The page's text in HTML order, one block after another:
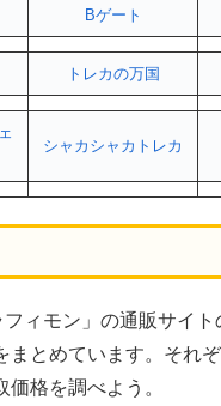
Bゲート
トレカの万国
シャカシャカトレカ
フィモン」の通販サイ
まとめています。それ
格を調べよう。